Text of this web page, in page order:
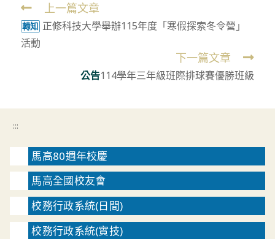
Read
more
articles
上一篇文章
轉知 正修科技大學舉辦115年度「寒假探索冬令營」
活動
下一篇文章
公告114學年三年級班際排球賽優勝班級
:::
馬高80週年校慶
馬高全國校友會
校務行政系統(日間)
校務行政系統(實技)